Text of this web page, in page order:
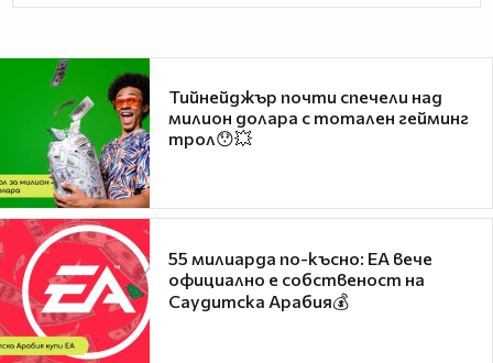
Тийнейджър почти спечели над
милион долара с тотален гейминг
трол😯💥
55 милиарда по-късно: EA вече
официално е собственост на
Саудитска Арабия💰